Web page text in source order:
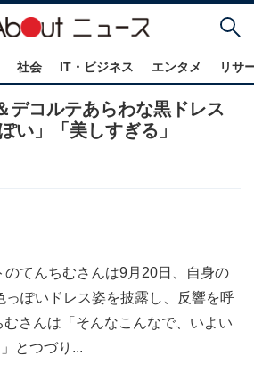
社会 IT・ビジネス エンタメ リサ
デコルテあらわな黒ドレス
い」「美しすぎる」
のてんちむさんは9月20日、自身の
っぽいドレス姿を披露し、反響を呼
むさんは「そんなこんなで、いよい
とつづり...